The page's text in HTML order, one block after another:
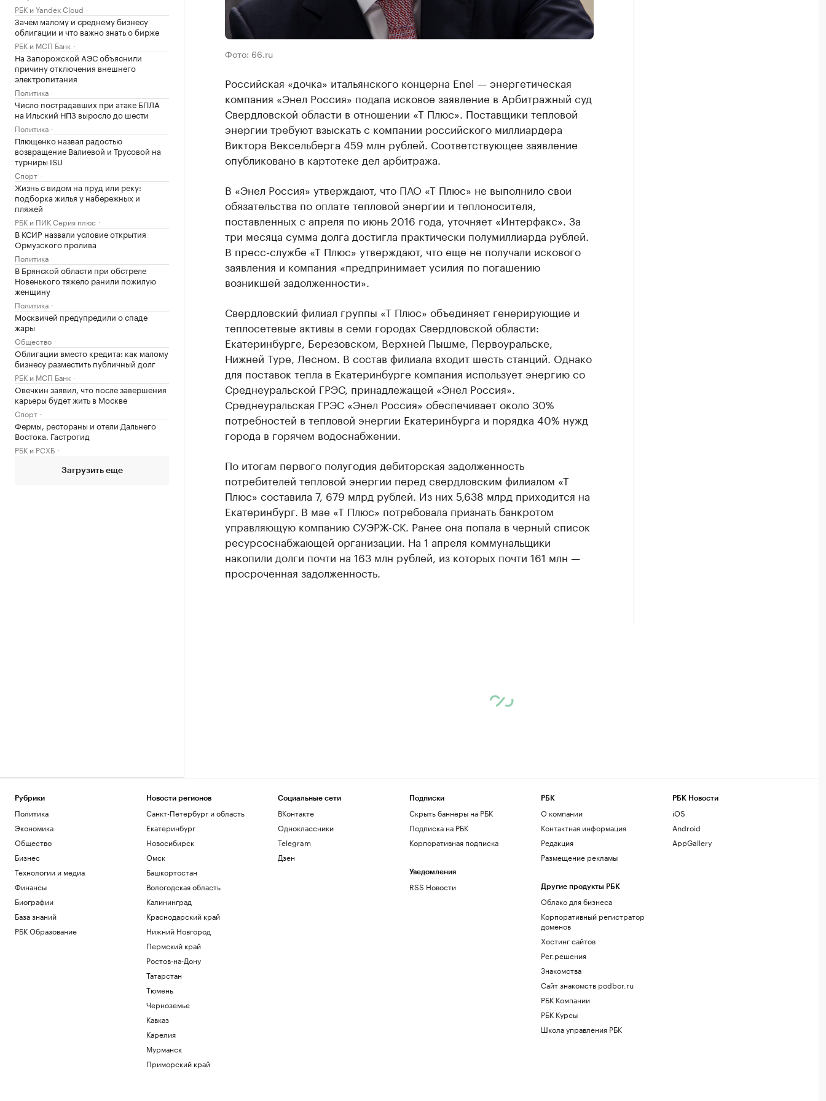
РБК и Yandex Cloud
Зачем малому и среднему бизнесу
облигации и что важно знать о бирже
РБК и МСП Банк
На Запорожской АЭС объяснили
причину отключения внешнего
электропитания
Политика
Число пострадавших при атаке БПЛА
на Ильский НПЗ выросло до шести
Политика
Плющенко назвал радостью
возвращение Валиевой и Трусовой на
турниры ISU
Спорт
Жизнь с видом на пруд или реку:
подборка жилья у набережных и
пляжей
РБК и ПИК Серия плюс
В КСИР назвали условие открытия
Ормузского пролива
Политика
В Брянской области при обстреле
Новенького тяжело ранили пожилую
женщину
Политика
Москвичей предупредили о спаде
жары
Общество
Облигации вместо кредита: как малому
бизнесу разместить публичный долг
РБК и МСП Банк
Овечкин заявил, что после завершения
карьеры будет жить в Москве
Спорт
Фермы, рестораны и отели Дальнего
Востока. Гастрогид
РБК и РСХБ
Загрузить еще
Фото: 66.ru
Российская «дочка» итальянского концерна Enel — энергетическая
компания «Энел Россия» подала исковое заявление в Арбитражный суд
Свердловской области в отношении «Т Плюс». Поставщики тепловой
энергии требуют взыскать с компании российского миллиардера
Виктора Вексельберга 459 млн рублей. Соответствующее заявление
опубликовано в картотеке дел арбитража.
В «Энел Россия» утверждают, что ПАО «Т Плюс» не выполнило свои
обязательства по оплате тепловой энергии и теплоносителя,
поставленных с апреля по июнь 2016 года, уточняет «Интерфакс». За
три месяца сумма долга достигла практически полумиллиарда рублей.
В пресс-службе «Т Плюс» утверждают, что еще не получали искового
заявления и компания «предпринимает усилия по погашению
возникшей задолженности».
Свердловский филиал группы «Т Плюс» объединяет генерирующие и
теплосетевые активы в семи городах Свердловской области:
Екатеринбурге, Березовском, Верхней Пышме, Первоуральске,
Нижней Туре, Лесном. В состав филиала входит шесть станций. Однако
для поставок тепла в Екатеринбурге компания использует энергию со
Среднеуральской ГРЭС, принадлежащей «Энел Россия».
Среднеуральская ГРЭС «Энел Россия» обеспечивает около 30%
потребностей в тепловой энергии Екатеринбурга и порядка 40% нужд
города в горячем водоснабжении.
По итогам первого полугодия дебиторская задолженность
потребителей тепловой энергии перед свердловским филиалом «Т
Плюс» составила 7, 679 млрд рублей. Из них 5,638 млрд приходится на
Екатеринбург. В мае «Т Плюс» потребовала признать банкротом
управляющую компанию СУЭРЖ-СК. Ранее она попала в черный список
ресурсоснабжающей организации. На 1 апреля коммунальщики
накопили долги почти на 163 млн рублей, из которых почти 161 млн —
просроченная задолженность.
Рубрики
Политика
Экономика
Общество
Бизнес
Технологии и медиа
Финансы
Биографии
База знаний
РБК Образование
Новости регионов
Санкт-Петербург и область
Екатеринбург
Новосибирск
Омск
Башкортостан
Вологодская область
Калининград
Краснодарский край
Нижний Новгород
Пермский край
Ростов-на-Дону
Татарстан
Тюмень
Черноземье
Кавказ
Карелия
Мурманск
Приморский край
Социальные сети
ВКонтакте
Одноклассники
Telegram
Дзен
Подписки
Скрыть баннеры на РБК
Подписка на РБК
Корпоративная подписка
Уведомления
RSS Новости
РБК
О компании
Контактная информация
Редакция
Размещение рекламы
Другие продукты РБК
Облако для бизнеса
Корпоративный регистратор
доменов
Хостинг сайтов
Рег.решения
Знакомства
Сайт знакомств podbor.ru
РБК Компании
РБК Курсы
Школа управления РБК
РБК Новости
iOS
Android
AppGallery